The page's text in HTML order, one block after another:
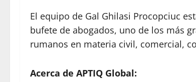
El equipo de Gal Ghilasi Procopciuc
bufete de abogados, uno de los más
rumanos en materia civil, comercial,
Acerca de APTIQ Global: